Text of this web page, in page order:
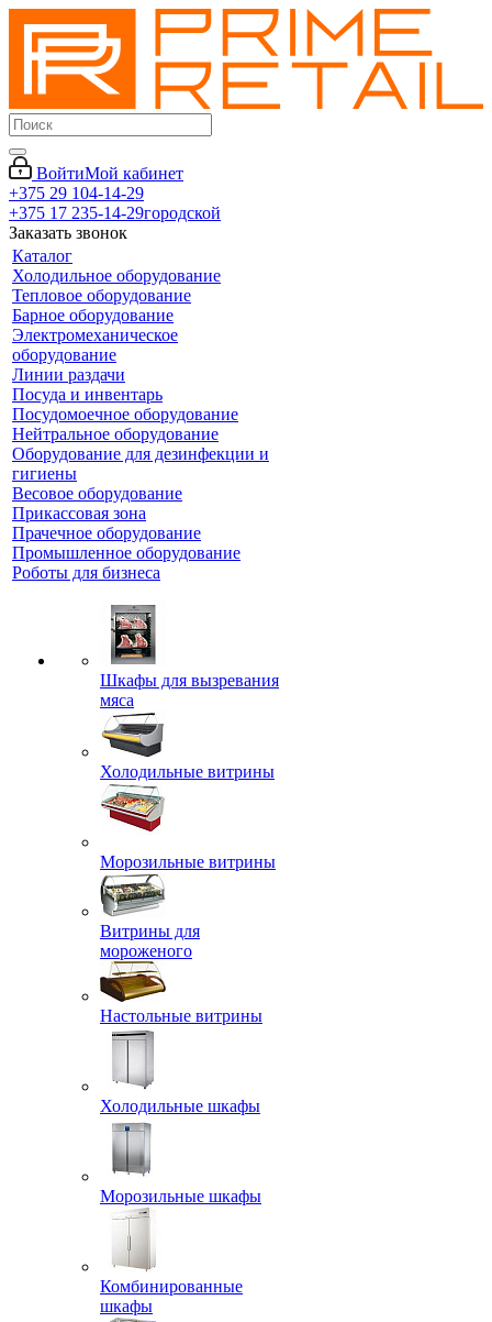
ВойтиМой кабинет
+375 29 104-14-29
+375 17 235-14-29городской
Заказать звонок
Каталог
Холодильное оборудование
Тепловое оборудование
Барное оборудование
Электромеханическое
оборудование
Линии раздачи
Посуда и инвентарь
Посудомоечное оборудование
Нейтральное оборудование
Оборудование для дезинфекции и
гигиены
Весовое оборудование
Прикассовая зона
Прачечное оборудование
Промышленное оборудование
Роботы для бизнеса
Шкафы для вызревания
мяса
Холодильные витрины
Морозильные витрины
Витрины для
мороженого
Настольные витрины
Холодильные шкафы
Морозильные шкафы
Комбинированные
шкафы